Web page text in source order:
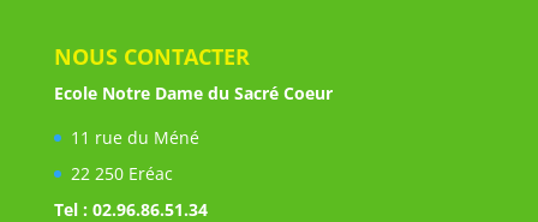
NOUS CONTACTER
Ecole Notre Dame du Sacré Coeur
11 rue du Méné
22 250 Eréac
Tel : 02.96.86.51.34